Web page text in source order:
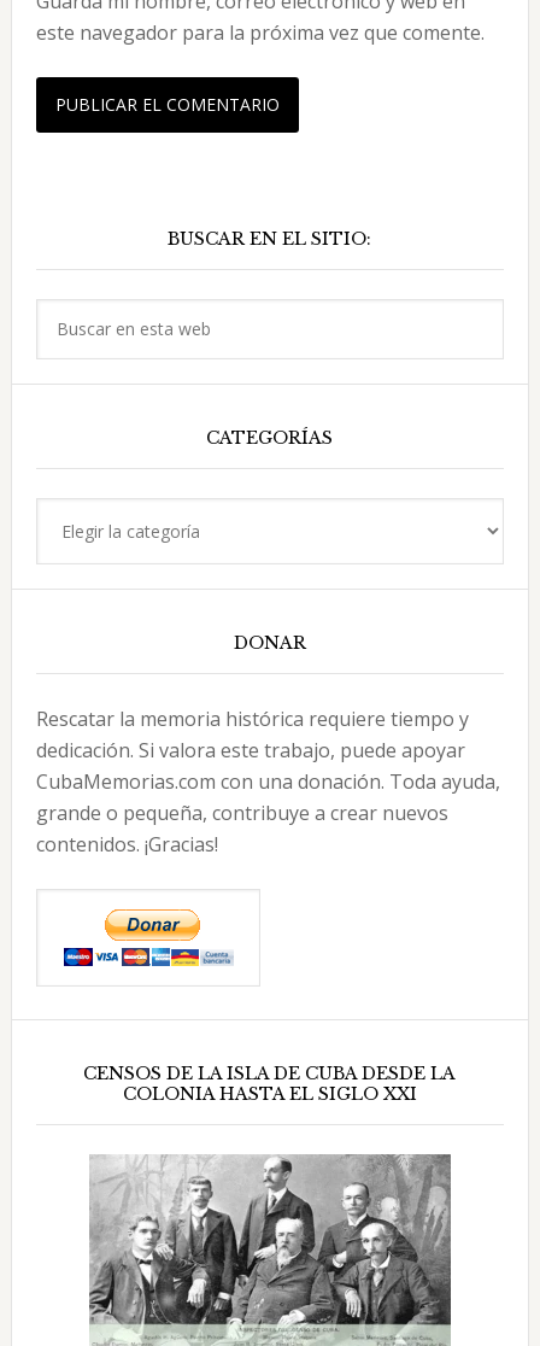
este navegador para la próxima vez que comente.
principal
BUSCAR EN EL SITIO:
CATEGORÍAS
DONAR
Rescatar la memoria histórica requiere tiempo y
dedicación. Si valora este trabajo, puede apoyar
CubaMemorias.com con una donación. Toda ayuda,
grande o pequeña, contribuye a crear nuevos
contenidos. ¡Gracias!
CENSOS DE LA ISLA DE CUBA DESDE LA
COLONIA HASTA EL SIGLO XXI